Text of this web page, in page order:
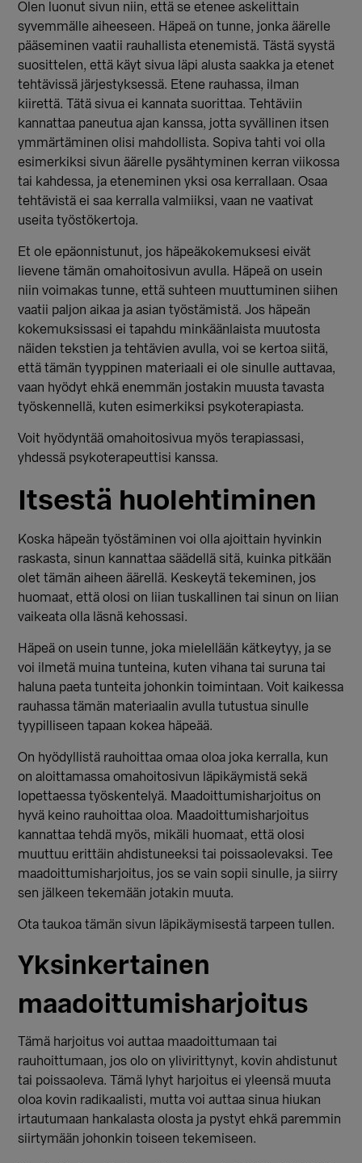
Olen luonut sivun niin, että se etenee askelittain
syvemmälle aiheeseen. Häpeä on tunne, jonka äärelle
pääseminen vaatii rauhallista etenemistä. Tästä syystä
suosittelen, että käyt sivua läpi alusta saakka ja etenet
tehtävissä järjestyksessä. Etene rauhassa, ilman
kiirettä. Tätä sivua ei kannata suorittaa. Tehtäviin
kannattaa paneutua ajan kanssa, jotta syvällinen itsen
ymmärtäminen olisi mahdollista. Sopiva tahti voi olla
esimerkiksi sivun äärelle pysähtyminen kerran viikossa
tai kahdessa, ja eteneminen yksi osa kerrallaan. Osaa
tehtävistä ei saa kerralla valmiiksi, vaan ne vaativat
useita työstökertoja.
Et ole epäonnistunut, jos häpeäkokemuksesi eivät
lievene tämän omahoitosivun avulla. Häpeä on usein
niin voimakas tunne, että suhteen muuttuminen siihen
vaatii paljon aikaa ja asian työstämistä. Jos häpeän
kokemuksissasi ei tapahdu minkäänlaista muutosta
näiden tekstien ja tehtävien avulla, voi se kertoa siitä,
että tämän tyyppinen materiaali ei ole sinulle auttavaa,
vaan hyödyt ehkä enemmän jostakin muusta tavasta
työskennellä, kuten esimerkiksi psykoterapiasta.
Voit hyödyntää omahoitosivua myös terapiassasi,
yhdessä psykoterapeuttisi kanssa.
Itsestä huolehtiminen
Koska häpeän työstäminen voi olla ajoittain hyvinkin
raskasta, sinun kannattaa säädellä sitä, kuinka pitkään
olet tämän aiheen äärellä. Keskeytä tekeminen, jos
huomaat, että olosi on liian tuskallinen tai sinun on liian
vaikeata olla läsnä kehossasi.
Häpeä on usein tunne, joka mielellään kätkeytyy, ja se
voi ilmetä muina tunteina, kuten vihana tai suruna tai
haluna paeta tunteita johonkin toimintaan. Voit kaikessa
rauhassa tämän materiaalin avulla tutustua sinulle
tyypilliseen tapaan kokea häpeää.
On hyödyllistä rauhoittaa omaa oloa joka kerralla, kun
on aloittamassa omahoitosivun läpikäymistä sekä
lopettaessa työskentelyä. Maadoittumisharjoitus on
hyvä keino rauhoittaa oloa. Maadoittumisharjoitus
kannattaa tehdä myös, mikäli huomaat, että olosi
muuttuu erittäin ahdistuneeksi tai poissaolevaksi. Tee
maadoittumisharjoitus, jos se vain sopii sinulle, ja siirry
sen jälkeen tekemään jotakin muuta.
Ota taukoa tämän sivun läpikäymisestä tarpeen tullen.
Yksinkertainen
maadoittumisharjoitus
Tämä harjoitus voi auttaa maadoittumaan tai
rauhoittumaan, jos olo on ylivirittynyt, kovin ahdistunut
tai poissaoleva. Tämä lyhyt harjoitus ei yleensä muuta
oloa kovin radikaalisti, mutta voi auttaa sinua hiukan
irtautumaan hankalasta olosta ja pystyt ehkä paremmin
siirtymään johonkin toiseen tekemiseen.